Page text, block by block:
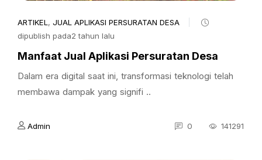
ARTIKEL , JUAL APLIKASI PERSURATAN DESA
dipublish pada2 tahun lalu
Manfaat Jual Aplikasi Persuratan Desa
Dalam era digital saat ini, transformasi teknologi telah
membawa dampak yang signifi ..
Admin 0 141291